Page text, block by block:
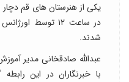
یکی از هنرستان های قم
در ساعت ۱۲ توسط
شدند.
عبدالله صادقخانی مدیر
با خبرنگاران در این